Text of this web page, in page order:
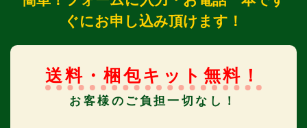
ぐにお申し込み頂けます！
送料・梱包キット無料！
お客様のご負担一切なし！